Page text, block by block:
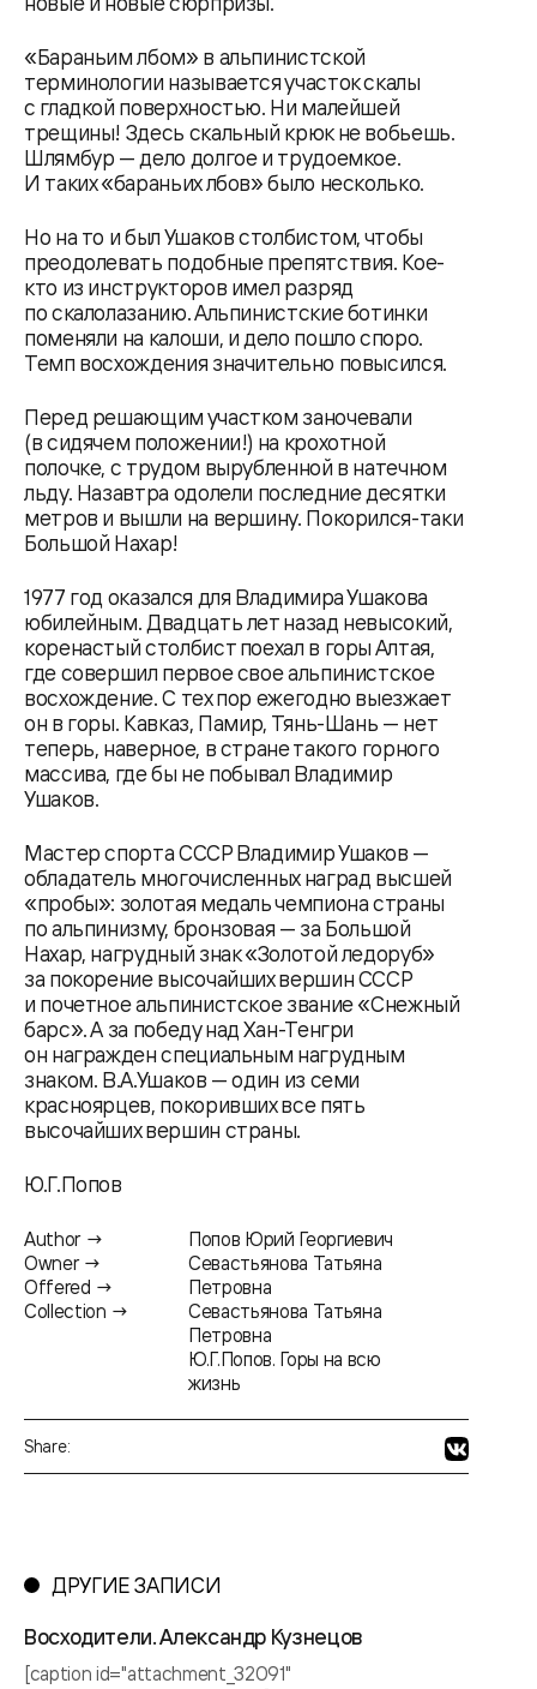
«Бараньим лбом» в альпинистской
терминологии называется участок скалы
с гладкой поверхностью. Ни малейшей
трещины! Здесь скальный крюк не вобьешь.
Шлямбур — дело долгое и трудоемкое.
И таких «бараньих лбов» было несколько.
Но на то и был Ушаков столбистом, чтобы
преодолевать подобные препятствия. Кое-
кто из инструкторов имел разряд
по скалолазанию. Альпинистские ботинки
поменяли на калоши, и дело пошло споро.
Темп восхождения значительно повысился.
Перед решающим участком заночевали
(в сидячем положении!) на крохотной
полочке, с трудом вырубленной в натечном
льду. Назавтра одолели последние десятки
метров и вышли на вершину. Покорился-таки
Большой Нахар!
1977 год оказался для Владимира Ушакова
юбилейным. Двадцать лет назад невысокий,
коренастый столбист поехал в горы Алтая,
где совершил первое свое альпинистское
восхождение. С тех пор ежегодно выезжает
он в горы. Кавказ, Памир, Тянь-Шань — нет
теперь, наверное, в стране такого горного
массива, где бы не побывал Владимир
Ушаков.
Мастер спорта СССР Владимир Ушаков —
обладатель многочисленных наград высшей
«пробы»: золотая медаль чемпиона страны
по альпинизму, бронзовая — за Большой
Нахар, нагрудный знак «Золотой ледоруб»
за покорение высочайших вершин СССР
и почетное альпинистское звание «Снежный
барс». А за победу над Хан-Тенгри
он награжден специальным нагрудным
знаком. В.А.Ушаков — один из семи
красноярцев, покоривших все пять
высочайших вершин страны.
Ю.Г.Попов
Author →
Owner →
Offered →
Collection →
Попов Юрий Георгиевич
Севастьянова Татьяна
Петровна
Севастьянова Татьяна
Петровна
Ю.Г.Попов. Горы на всю
жизнь
Share:
ДРУГИЕ ЗАПИСИ
Восходители. Александр Кузнецов
[caption id="attachment_32091"